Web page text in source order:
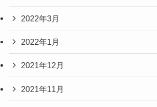
2022年3月
2022年1月
2021年12月
2021年11月